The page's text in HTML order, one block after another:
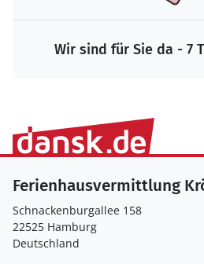
Wir sind für Sie da - 7
Ferienhausvermittlung
Schnackenburgallee 158
22525 Hamburg
Deutschland